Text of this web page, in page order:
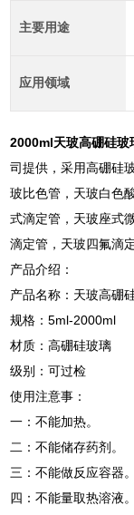
主要用途
应用领域
2000ml天玻高硼硅玻
司提供，采用高硼硅
玻比色管，天玻白色
式滴定管，天玻座式
滴定管，天玻四氟滴定
产品介绍：
产品名称：天玻高硼
规格：5ml-2000ml
材质：高硼硅玻璃
级别：可过检
使用注意事：
一：不能加热。
二：不能储存药剂。
三：不能做反应容器。
四：不能量取热溶液。